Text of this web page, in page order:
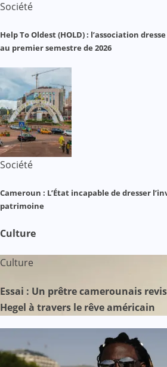
Société
Help To Oldest (HOLD) : l’association
au premier semestre de 2026
Société
Cameroun : L’État incapable de dresser
patrimoine
Culture
Culture
Essai : Un prêtre camerounais
Hegel à travers le rêve américain